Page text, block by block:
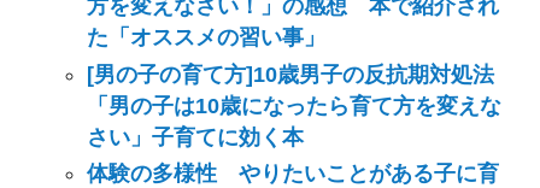
方を変えなさい！」の感想 本で紹介され
た「オススメの習い事」
[男の子の育て方]10歳男子の反抗期対処法
「男の子は10歳になったら育て方を変えな
さい」子育てに効く本
体験の多様性 やりたいことがある子に育